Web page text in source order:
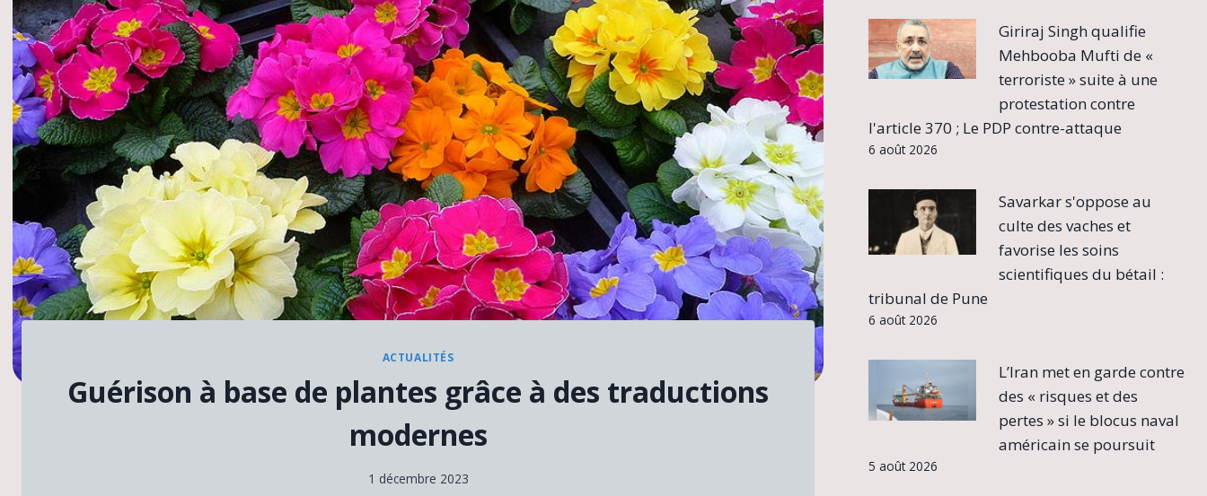
ACTUALITÉS
Guérison à base de plantes grâce à des traductions
modernes
1 décembre 2023
Giriraj Singh qualifie
Mehbooba Mufti de «
terroriste » suite à une
protestation contre
l'article 370 ; Le PDP contre-attaque
6 août 2026
Savarkar s'oppose au
culte des vaches et
favorise les soins
scientifiques du bétail :
tribunal de Pune
6 août 2026
L’Iran met en garde contre
des « risques et des
pertes » si le blocus naval
américain se poursuit
5 août 2026